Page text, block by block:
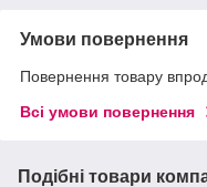
Умови повернення
Повернення товару
Всі умови повернення
Подібні товари